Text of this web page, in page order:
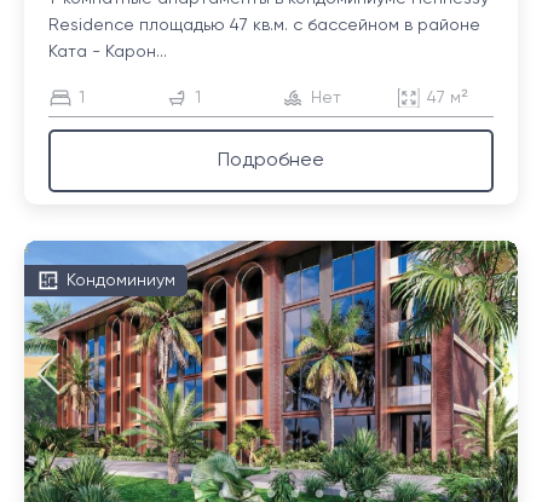
Residence площадью 47 кв.м. с бассейном в районе
Ката - Карон...
1 1 Нет 47 м²
Подробнее
Кондоминиум